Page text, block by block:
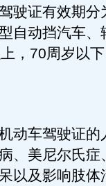
驶证有效期分
自动挡汽车、
，70周岁以
车驾驶证的
、美尼尔氏症
以及影响肢体